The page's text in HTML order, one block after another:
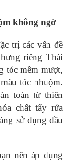
không ngờ
trị các vấn đề
riêng Thái
tóc mềm mượt,
tóc nhuộm.
toàn từ thiên
chất tẩy rửa
sử dụng dầu
nên áp dụng